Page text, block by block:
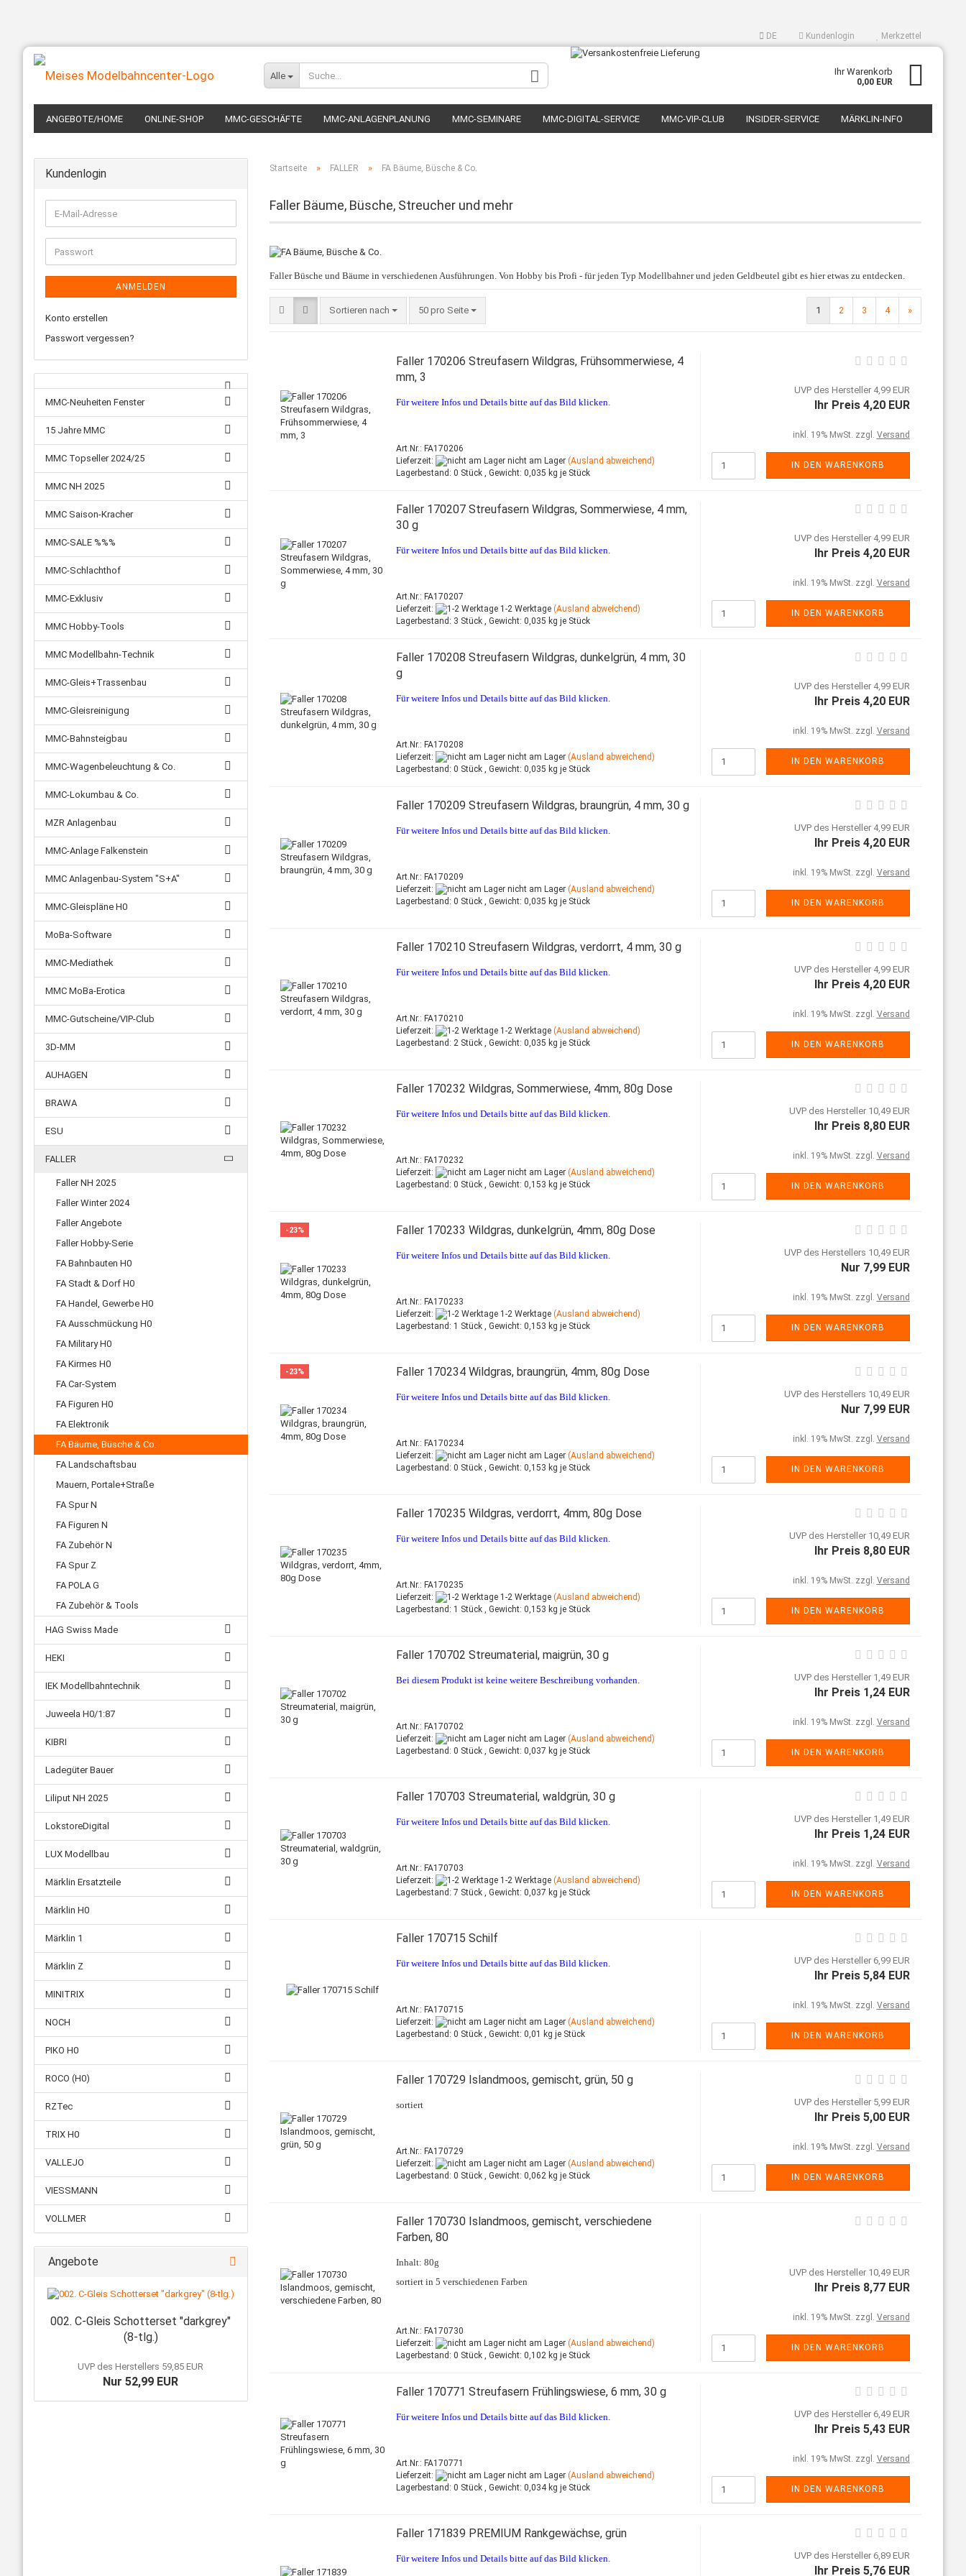
DE
Lieferland
Kundenlogin Merkzettel
Alle Ihr Warenkorb
0,00 EUR
ANGEBOTE/HOME ONLINE-SHOP MMC-GESCHÄFTE MMC-ANLAGENPLANUNG MMC-SEMINARE MMC-DIGITAL-SERVICE MMC-VIP-CLUB INSIDER-SERVICE MÄRKLIN-INFO
Startseite » FALLER » FA Bäume, Büsche & Co.
Faller Bäume, Büsche, Streucher und mehr
Faller Büsche und Bäume in verschiedenen Ausführungen. Von Hobby bis Profi - für jeden Typ Modellbahner und jeden Geldbeutel gibt es hier etwas zu entdecken.
Sortieren nach 50 pro Seite 1 2 3 4 »
Faller 170206 Streufasern Wildgras, Frühsommerwiese, 4
mm, 3
Für weitere Infos und Details bitte auf das Bild klicken.
Art.Nr.: FA170206
Lieferzeit:
nicht am Lager (Ausland abweichend)
Lagerbestand: 0 Stück , Gewicht: 0,035 kg je Stück
UVP des Hersteller 4,99 EUR
Ihr Preis 4,20 EUR
inkl. 19% MwSt. zzgl. Versand
IN DEN WARENKORB
Faller 170207 Streufasern Wildgras, Sommerwiese, 4 mm,
30 g
Für weitere Infos und Details bitte auf das Bild klicken.
Art.Nr.: FA170207
Lieferzeit:
1-2 Werktage (Ausland abweichend)
Lagerbestand: 3 Stück , Gewicht: 0,035 kg je Stück
UVP des Hersteller 4,99 EUR
Ihr Preis 4,20 EUR
inkl. 19% MwSt. zzgl. Versand
IN DEN WARENKORB
Faller 170208 Streufasern Wildgras, dunkelgrün, 4 mm, 30
g
Für weitere Infos und Details bitte auf das Bild klicken.
Art.Nr.: FA170208
Lieferzeit:
nicht am Lager (Ausland abweichend)
Lagerbestand: 0 Stück , Gewicht: 0,035 kg je Stück
UVP des Hersteller 4,99 EUR
Ihr Preis 4,20 EUR
inkl. 19% MwSt. zzgl. Versand
IN DEN WARENKORB
Faller 170209 Streufasern Wildgras, braungrün, 4 mm, 30 g
Für weitere Infos und Details bitte auf das Bild klicken.
Art.Nr.: FA170209
Lieferzeit:
nicht am Lager (Ausland abweichend)
Lagerbestand: 0 Stück , Gewicht: 0,035 kg je Stück
UVP des Hersteller 4,99 EUR
Ihr Preis 4,20 EUR
inkl. 19% MwSt. zzgl. Versand
IN DEN WARENKORB
Faller 170210 Streufasern Wildgras, verdorrt, 4 mm, 30 g
Für weitere Infos und Details bitte auf das Bild klicken.
Art.Nr.: FA170210
Lieferzeit:
1-2 Werktage (Ausland abweichend)
Lagerbestand: 2 Stück , Gewicht: 0,035 kg je Stück
UVP des Hersteller 4,99 EUR
Ihr Preis 4,20 EUR
inkl. 19% MwSt. zzgl. Versand
IN DEN WARENKORB
Faller 170232 Wildgras, Sommerwiese, 4mm, 80g Dose
Für weitere Infos und Details bitte auf das Bild klicken.
Art.Nr.: FA170232
Lieferzeit:
nicht am Lager (Ausland abweichend)
Lagerbestand: 0 Stück , Gewicht: 0,153 kg je Stück
UVP des Hersteller 10,49 EUR
Ihr Preis 8,80 EUR
inkl. 19% MwSt. zzgl. Versand
IN DEN WARENKORB
-23% Faller 170233 Wildgras, dunkelgrün, 4mm, 80g Dose
Für weitere Infos und Details bitte auf das Bild klicken.
Art.Nr.: FA170233
Lieferzeit:
1-2 Werktage (Ausland abweichend)
Lagerbestand: 1 Stück , Gewicht: 0,153 kg je Stück
UVP des Herstellers 10,49 EUR
Nur 7,99 EUR
inkl. 19% MwSt. zzgl. Versand
IN DEN WARENKORB
-23% Faller 170234 Wildgras, braungrün, 4mm, 80g Dose
Für weitere Infos und Details bitte auf das Bild klicken.
Art.Nr.: FA170234
Lieferzeit:
nicht am Lager (Ausland abweichend)
Lagerbestand: 0 Stück , Gewicht: 0,153 kg je Stück
UVP des Herstellers 10,49 EUR
Nur 7,99 EUR
inkl. 19% MwSt. zzgl. Versand
IN DEN WARENKORB
Faller 170235 Wildgras, verdorrt, 4mm, 80g Dose
Für weitere Infos und Details bitte auf das Bild klicken.
Art.Nr.: FA170235
Lieferzeit:
1-2 Werktage (Ausland abweichend)
Lagerbestand: 1 Stück , Gewicht: 0,153 kg je Stück
UVP des Hersteller 10,49 EUR
Ihr Preis 8,80 EUR
inkl. 19% MwSt. zzgl. Versand
IN DEN WARENKORB
Faller 170702 Streumaterial, maigrün, 30 g
Bei diesem Produkt ist keine weitere Beschreibung vorhanden.
Art.Nr.: FA170702
Lieferzeit:
nicht am Lager (Ausland abweichend)
Lagerbestand: 0 Stück , Gewicht: 0,037 kg je Stück
UVP des Hersteller 1,49 EUR
Ihr Preis 1,24 EUR
inkl. 19% MwSt. zzgl. Versand
IN DEN WARENKORB
Faller 170703 Streumaterial, waldgrün, 30 g
Für weitere Infos und Details bitte auf das Bild klicken.
Art.Nr.: FA170703
Lieferzeit:
1-2 Werktage (Ausland abweichend)
Lagerbestand: 7 Stück , Gewicht: 0,037 kg je Stück
UVP des Hersteller 1,49 EUR
Ihr Preis 1,24 EUR
inkl. 19% MwSt. zzgl. Versand
IN DEN WARENKORB
Faller 170715 Schilf
Für weitere Infos und Details bitte auf das Bild klicken.
Art.Nr.: FA170715
Lieferzeit:
nicht am Lager (Ausland abweichend)
Lagerbestand: 0 Stück , Gewicht: 0,01 kg je Stück
UVP des Hersteller 6,99 EUR
Ihr Preis 5,84 EUR
inkl. 19% MwSt. zzgl. Versand
IN DEN WARENKORB
Faller 170729 Islandmoos, gemischt, grün, 50 g
sortiert
Art.Nr.: FA170729
Lieferzeit:
nicht am Lager (Ausland abweichend)
Lagerbestand: 0 Stück , Gewicht: 0,062kg je Stück
UVP des Hersteller 5,99 EUR
Ihr Preis 5,00 EUR
inkl. 19% MwSt. zzgl. Versand
IN DEN WARENKORB
Faller 170730 Islandmoos, gemischt, verschiedene
Farben, 80
Inhalt: 80g
sortiert in 5 verschiedenen Farben
Art.Nr.: FA170730
Lieferzeit:
nicht am Lager (Ausland abweichend)
Lagerbestand: 0 Stück , Gewicht: 0,102kg je Stück
UVP des Hersteller 10,49 EUR
Ihr Preis 8,77 EUR
inkl. 19% MwSt. zzgl. Versand
IN DEN WARENKORB
Faller 170771 Streufasern Frühlingswiese, 6 mm, 30 g
Für weitere Infos und Details bitte auf das Bild klicken.
Art.Nr.: FA170771
Lieferzeit:
nicht am Lager (Ausland abweichend)
Lagerbestand: 0 Stück , Gewicht: 0,034kg je Stück
UVP des Hersteller 6,49 EUR
Ihr Preis 5,43 EUR
inkl. 19% MwSt. zzgl. Versand
IN DEN WARENKORB
Faller 171839 PREMIUM Rankgewächse, grün
Für weitere Infos und Details bitte auf das Bild klicken. UVP des Hersteller 6,89 EUR
Ihr Preis 5,76 EUR
Kundenlogin
ANMELDEN
Konto erstellen
Passwort vergessen?
MMC-Neuheiten Fenster
15 Jahre MMC
MMC Topseller 2024/25
MMC NH 2025
MMC Saison-Kracher
MMC-SALE %%%
MMC-Schlachthof
MMC-Exklusiv
MMC Hobby-Tools
MMC Modellbahn-Technik
MMC-Gleis+Trassenbau
MMC-Gleisreinigung
MMC-Bahnsteigbau
MMC-Wagenbeleuchtung & Co.
MMC-Lokumbau & Co.
MZR Anlagenbau
MMC-Anlage Falkenstein
MMC Anlagenbau-System "S+A"
MMC-Gleispläne H0
MoBa-Software
MMC-Mediathek
MMC MoBa-Erotica
MMC-Gutscheine/VIP-Club
3D-MM
AUHAGEN
BRAWA
ESU
FALLER
Faller NH 2025
Faller Winter 2024
Faller Angebote
Faller Hobby-Serie
FA Bahnbauten H0
FA Stadt & Dorf H0
FA Handel, Gewerbe H0
FA Ausschmückung H0
FA Military H0
FA Kirmes H0
FA Car-System
FA Figuren H0
FA Elektronik
FA Bäume, Büsche & Co.
FA Landschaftsbau
Mauern, Portale+Straße
FA Spur N
FA Figuren N
FA Zubehör N
FA Spur Z
FA POLA G
FA Zubehör & Tools
HAG Swiss Made
HEKI
IEK Modellbahntechnik
Juweela H0/1:87
KIBRI
Ladegüter Bauer
Liliput NH 2025
LokstoreDigital
LUX Modellbau
Märklin Ersatzteile
Märklin H0
Märklin 1
Märklin Z
MINITRIX
NOCH
PIKO H0
ROCO (H0)
RZTec
TRIX H0
VALLEJO
VIESSMANN
VOLLMER
Angebote
002. C-Gleis Schotterset "darkgrey"
(8-tlg.)
UVP des Herstellers 59,85 EUR
Nur 52,99 EUR